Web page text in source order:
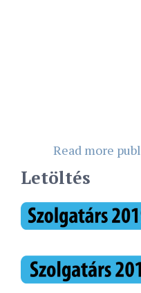
Read more
Letöltés